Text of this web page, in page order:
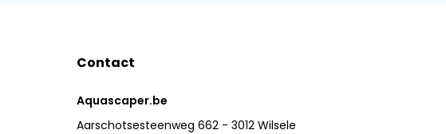
Contact
Aquascaper.be
Aarschotsesteenweg 662 - 3012 Wilsele